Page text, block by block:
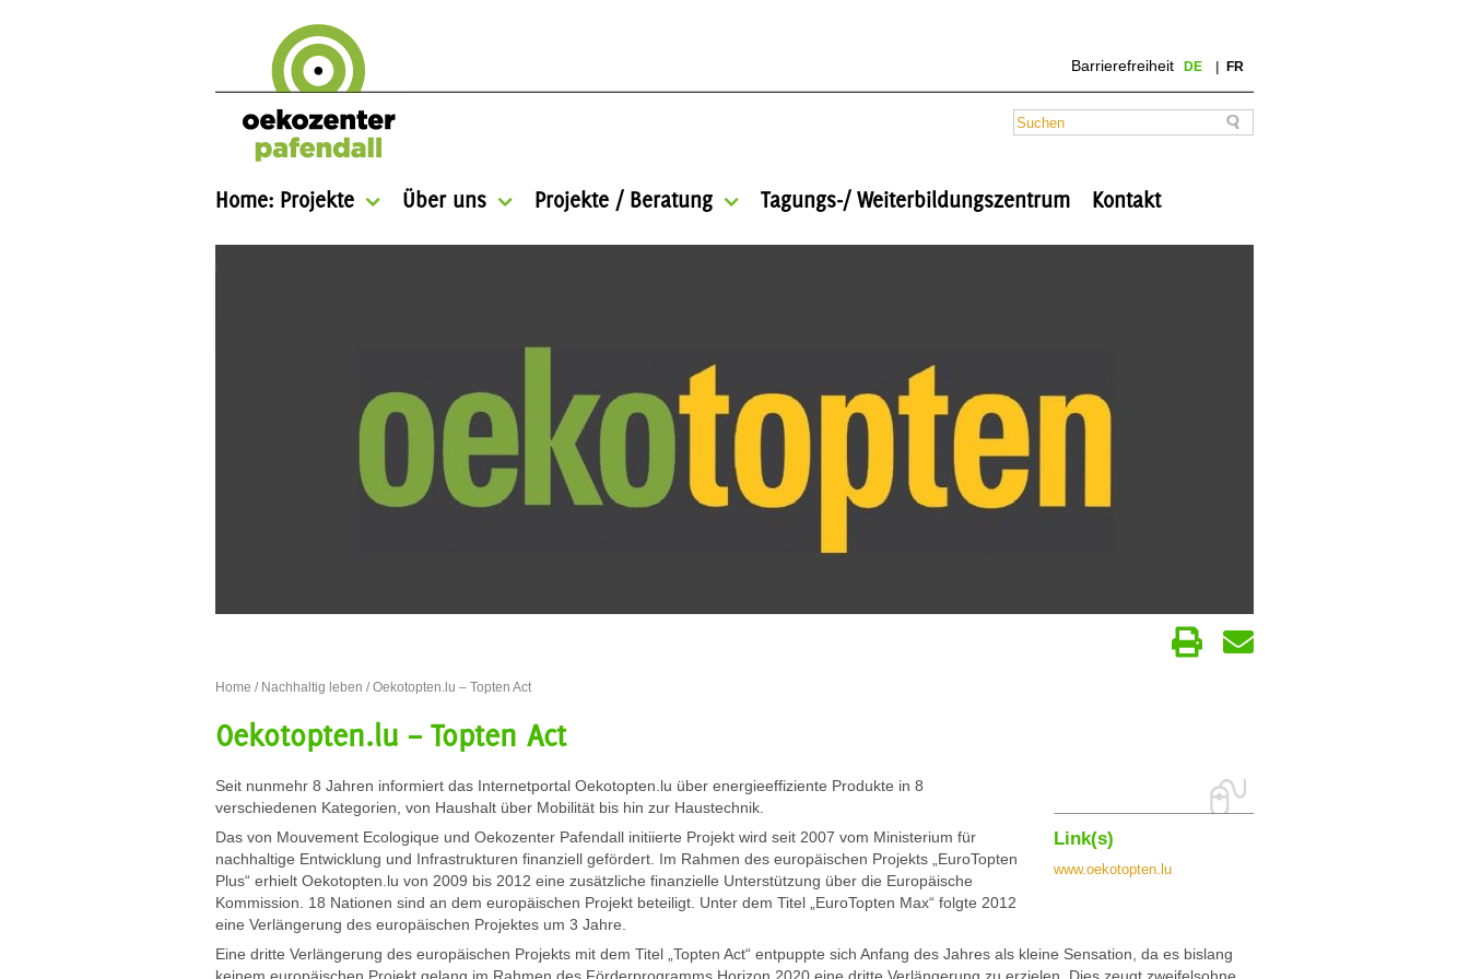
Barrierefreiheit DE FR
Home: Projekte Über uns Projekte / Beratung Tagungs-/ Weiterbildungszentrum Kontakt
Home / Nachhaltig leben / Oekotopten.lu – Topten Act
Oekotopten.lu – Topten Act
Link(s)
www.oekotopten.lu
Seit nunmehr 8 Jahren informiert das Internetportal Oekotopten.lu über energieeffiziente Produkte in 8
verschiedenen Kategorien, von Haushalt über Mobilität bis hin zur Haustechnik.
Das von Mouvement Ecologique und Oekozenter Pafendall initiierte Projekt wird seit 2007 vom Ministerium für
nachhaltige Entwicklung und Infrastrukturen finanziell gefördert. Im Rahmen des europäischen Projekts „EuroTopten
Plus“ erhielt Oekotopten.lu von 2009 bis 2012 eine zusätzliche finanzielle Unterstützung über die Europäische
Kommission. 18 Nationen sind an dem europäischen Projekt beteiligt. Unter dem Titel „EuroTopten Max“ folgte 2012
eine Verlängerung des europäischen Projektes um 3 Jahre.
Eine dritte Verlängerung des europäischen Projekts mit dem Titel „Topten Act“ entpuppte sich Anfang des Jahres als kleine Sensation, da es bislang